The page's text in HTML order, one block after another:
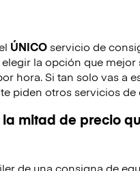
ÚNICOservicio de
la opción que
hora. Si tan solo vas a
piden otros servicios
mitad de precio
de una consigna de